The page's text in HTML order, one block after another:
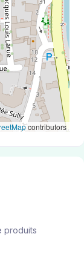
contributors
produits